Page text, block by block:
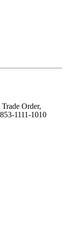
Order,
1111-1010